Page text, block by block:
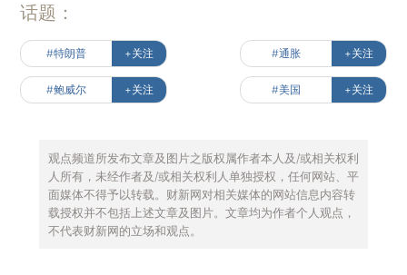
话题：
#特朗普 +关注 #通胀 +关注
#鲍威尔 +关注 #美国 +关注
观点频道所发布文章及图片之版权属作者本人及/或相关权利
人所有，未经作者及/或相关权利人单独授权，任何网站、平
面媒体不得予以转载。财新网对相关媒体的网站信息内容转
载授权并不包括上述文章及图片。文章均为作者个人观点，
不代表财新网的立场和观点。